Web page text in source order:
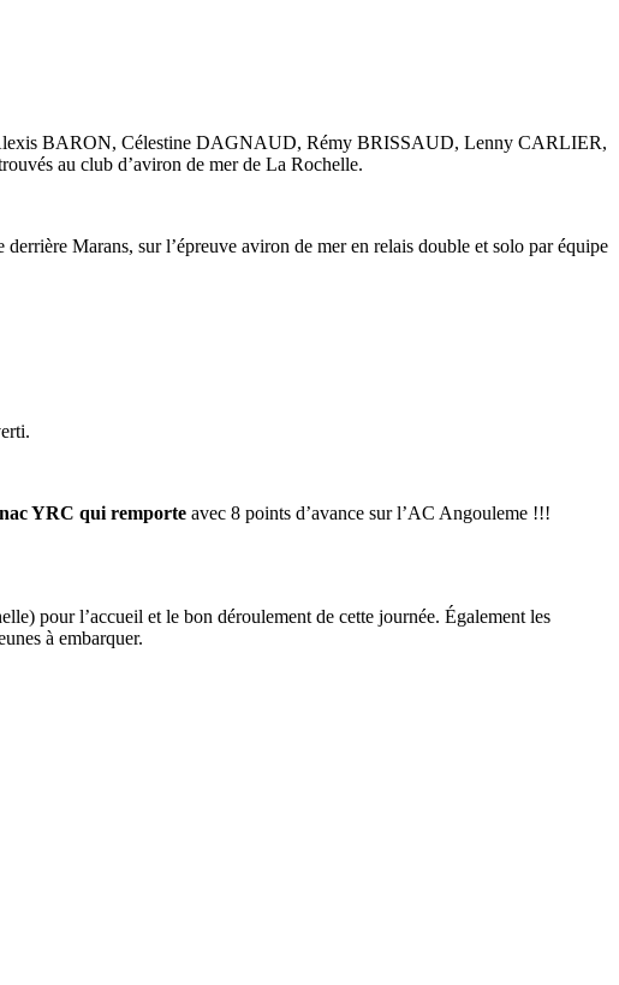
BARON, Célestine DAGNAUD, Rémy BRISSAUD, Lenny CARLIER,
au club d’aviron de mer de La Rochelle.
Marans, sur l’épreuve aviron de mer en relais double et solo par équipe
YRC qui remporte avec 8 points d’avance sur l’AC Angouleme !!!
pour l’accueil et le bon déroulement de cette journée. Également les
à embarquer.